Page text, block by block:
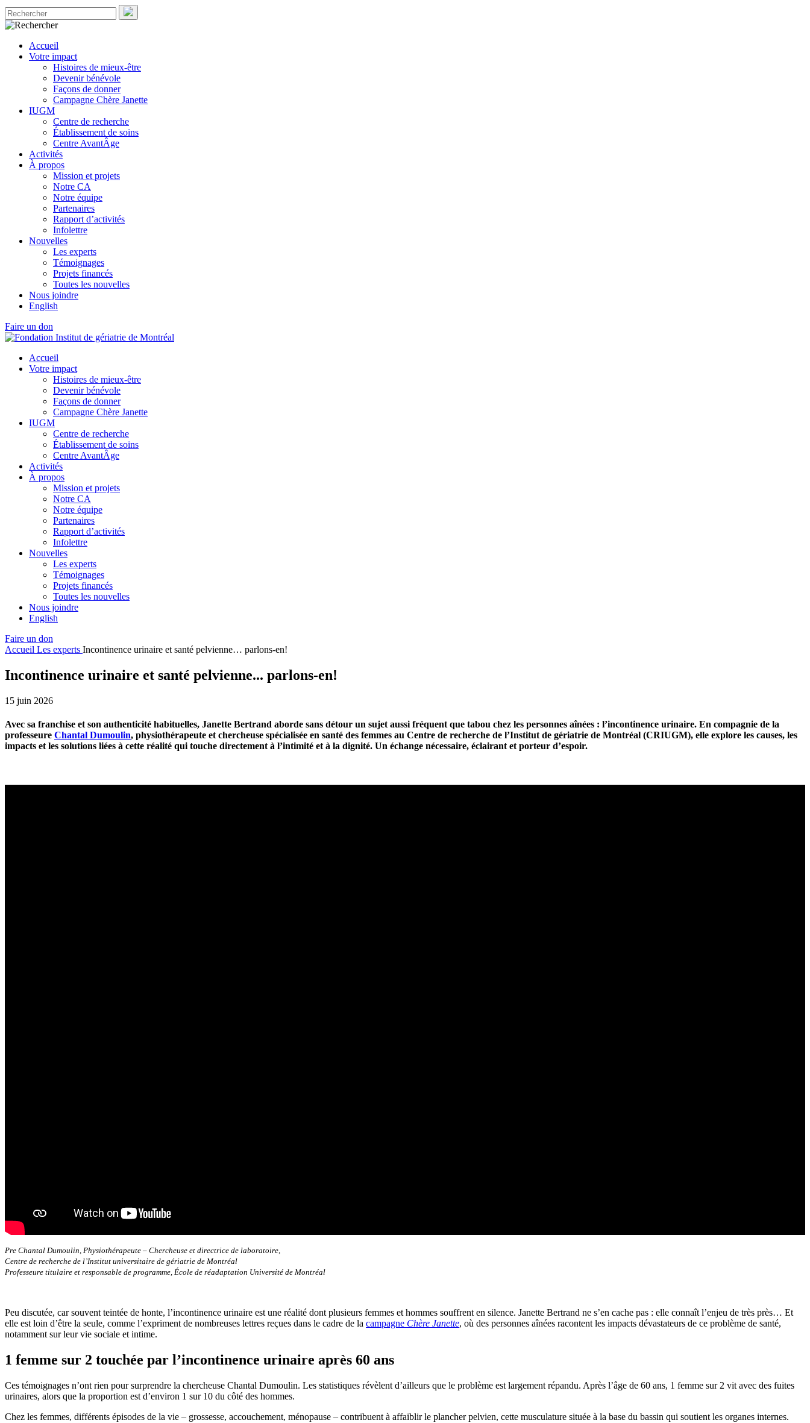
Accueil
Votre impact
Histoires de mieux-être
Devenir bénévole
Façons de donner
Campagne Chère Janette
IUGM
Centre de recherche
Établissement de soins
Centre AvantÂge
Activités
À propos
Mission et projets
Notre CA
Notre équipe
Partenaires
Rapport d’activités
Infolettre
Nouvelles
Les experts
Témoignages
Projets financés
Toutes les nouvelles
Nous joindre
English
Faire un don
Accueil
Votre impact
Histoires de mieux-être
Devenir bénévole
Façons de donner
Campagne Chère Janette
IUGM
Centre de recherche
Établissement de soins
Centre AvantÂge
Activités
À propos
Mission et projets
Notre CA
Notre équipe
Partenaires
Rapport d’activités
Infolettre
Nouvelles
Les experts
Témoignages
Projets financés
Toutes les nouvelles
Nous joindre
English
Faire un don
Accueil Les experts Incontinence urinaire et santé pelvienne… parlons-en!
Incontinence urinaire et santé pelvienne... parlons-en!
15 juin 2026
Avec sa franchise et son authenticité habituelles, Janette Bertrand aborde sans détour un sujet aussi fréquent que tabou chez les personnes aînées : l’incontinence urinaire. En compagnie de la
professeure Chantal Dumoulin, physiothérapeute et chercheuse spécialisée en santé des femmes au Centre de recherche de l’Institut de gériatrie de Montréal (CRIUGM), elle explore les causes, les
impacts et les solutions liées à cette réalité qui touche directement à l’intimité et à la dignité. Un échange nécessaire, éclairant et porteur d’espoir.
Pre Chantal Dumoulin, Physiothérapeute – Chercheuse et directrice de laboratoire,
Centre de recherche de l’Institut universitaire de gériatrie de Montréal
Professeure titulaire et responsable de programme, École de réadaptation Université de Montréal
Peu discutée, car souvent teintée de honte, l’incontinence urinaire est une réalité dont plusieurs femmes et hommes souffrent en silence. Janette Bertrand ne s’en cache pas : elle connaît l’enjeu de très près… Et
elle est loin d’être la seule, comme l’expriment de nombreuses lettres reçues dans le cadre de la campagne Chère Janette, où des personnes aînées racontent les impacts dévastateurs de ce problème de santé,
notamment sur leur vie sociale et intime.
1 femme sur 2 touchée par l’incontinence urinaire après 60 ans
Ces témoignages n’ont rien pour surprendre la chercheuse Chantal Dumoulin. Les statistiques révèlent d’ailleurs que le problème est largement répandu. Après l’âge de 60 ans, 1 femme sur 2 vit avec des fuites
urinaires, alors que la proportion est d’environ 1 sur 10 du côté des hommes.
Chez les femmes, différents épisodes de la vie – grossesse, accouchement, ménopause – contribuent à affaiblir le plancher pelvien, cette musculature située à la base du bassin qui soutient les organes internes.